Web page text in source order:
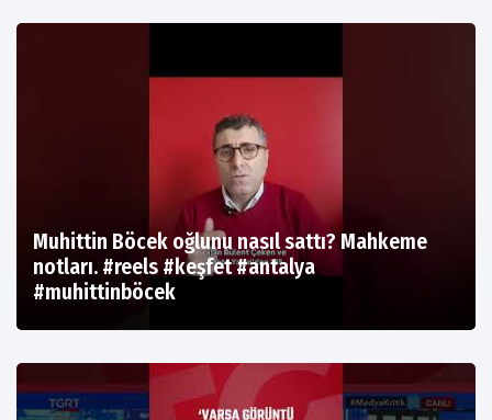
Muhittin Böcek oğlunu nasıl sattı? Mahkeme
notları. #reels #keşfet #antalya
#muhittinböcek